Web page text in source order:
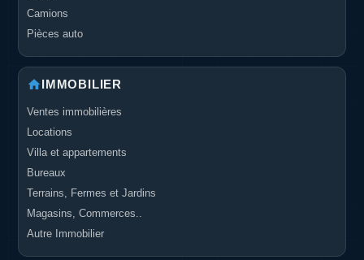
Camions
Pièces auto
IMMOBILIER
Ventes immobilières
Locations
Villa et appartements
Bureaux
Terrains, Fermes et Jardins
Magasins, Commerces..
Autre Immobilier